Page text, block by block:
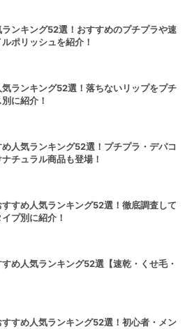
ンキング52選！おすすめのプチプラや速
ポリッシュを紹介！
ランキング52選！落ちないリップをプチ
に紹介！
人気ランキング52選！プチプラ・デパコ
チュラル商品も登場！
すめ人気ランキング52選！徹底調査して
プ別に紹介！
すめ人気ランキング52選【速乾・くせ毛・
すめ人気ランキング52選！初心者・メン